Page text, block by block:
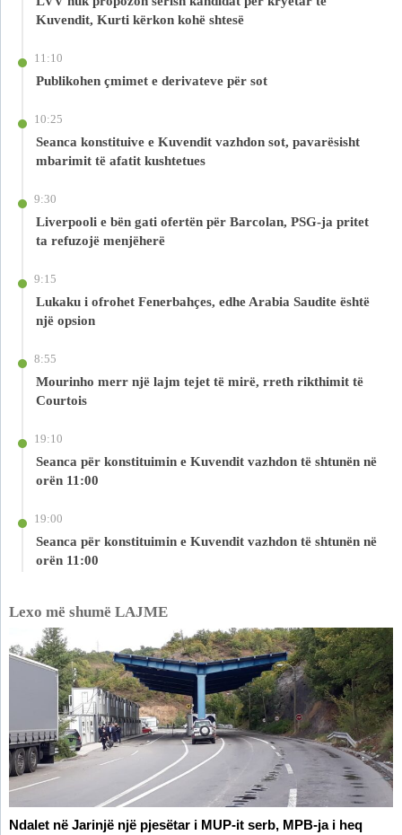
Kuvendit, Kurti kërkon kohë shtesë
11:10
Publikohen çmimet e derivateve për sot
10:25
Seanca konstituive e Kuvendit vazhdon sot, pavarësisht
mbarimit të afatit kushtetues
9:30
Liverpooli e bën gati ofertën për Barcolan, PSG-ja pritet
ta refuzojë menjëherë
9:15
Lukaku i ofrohet Fenerbahçes, edhe Arabia Saudite është
një opsion
8:55
Mourinho merr një lajm tejet të mirë, rreth rikthimit të
Courtois
19:10
Seanca për konstituimin e Kuvendit vazhdon të shtunën në
orën 11:00
19:00
Seanca për konstituimin e Kuvendit vazhdon të shtunën në
orën 11:00
Lexo më shumë LAJME
Ndalet në Jarinjë një pjesëtar i MUP-it serb, MPB-ja i heq